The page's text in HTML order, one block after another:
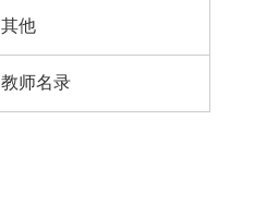
其他
教师名录